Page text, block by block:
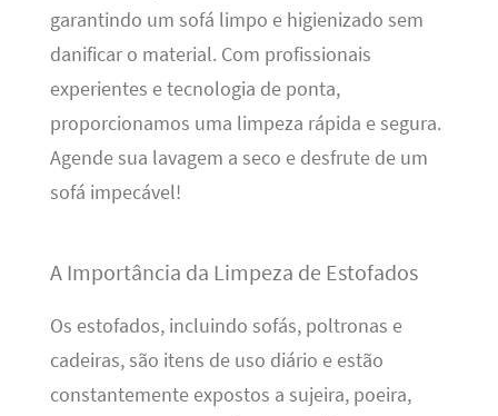
garantindo um sofá limpo e higienizado sem
danificar o material. Com profissionais
experientes e tecnologia de ponta,
proporcionamos uma limpeza rápida e segura.
Agende sua lavagem a seco e desfrute de um
sofá impecável!
A Importância da Limpeza de Estofados
Os estofados, incluindo sofás, poltronas e
cadeiras, são itens de uso diário e estão
constantemente expostos a sujeira, poeira,